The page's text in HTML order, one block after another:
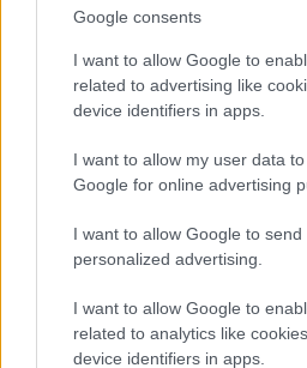
Google consents
I want to allow Google to
related to advertising like
device identifiers in apps.
I want to allow my user data
Google for online advertising
I want to allow Google to send
personalized advertising.
I want to allow Google to
related to analytics like
device identifiers in apps.